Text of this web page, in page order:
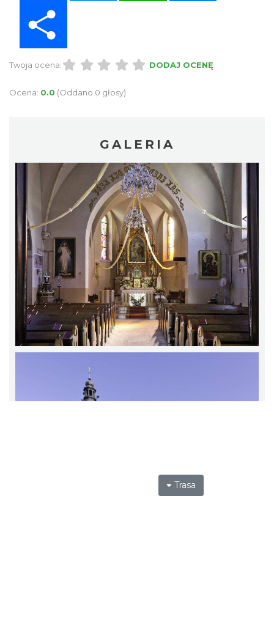
Twoja ocena: DODAJ OCENĘ
Ocena: 0.0 (Oddano 0 głosy)
GALERIA
Trasa